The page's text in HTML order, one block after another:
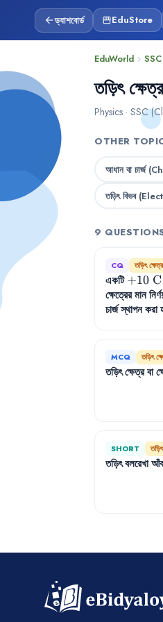
arrow_backড্যাশবোর্ড storefrontEduStore
EduWorld chevron_right
তড়িৎ
Physics · SSC
OTHER
আধান বা চার্জ
তড়িৎ বিভব
9
CQ তড়িৎ
একটি
C}
+10 C
ক্ষেত্রের মান
চার্জ স্থাপন
MCQ তড়িৎ
তড়িৎক্ষেত্রবা
SHORT
তড়িৎবলরেখা